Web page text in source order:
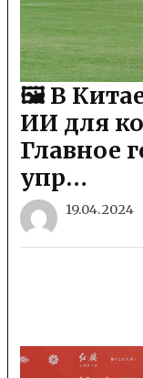
🖼 В
ИИ для
Главное
упр…
19.04.2024